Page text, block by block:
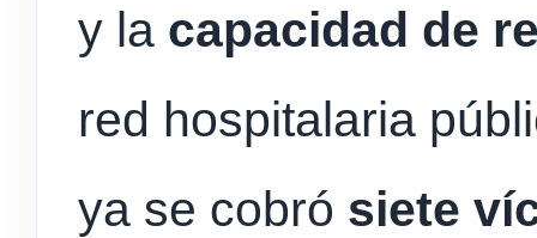
y la capacidad de
red hospitalaria
ya se cobró siete